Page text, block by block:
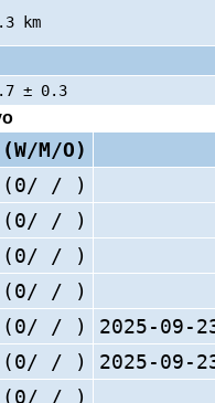
km
± 0.3
M/O)
(0/ / )
(0/ / )
(0/ / )
(0/ / )
(0/ / )
2025-09-
(0/ / ) 2025-09-
(0/ / )